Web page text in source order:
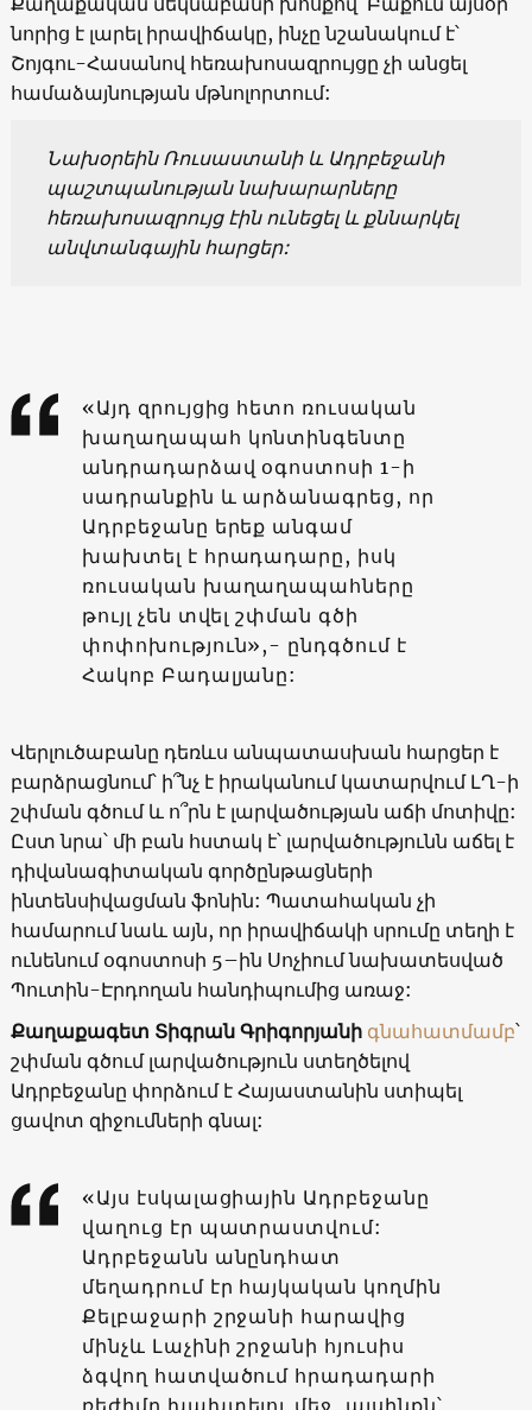
նորից է լարել իրավիճակը, ինչը նշանակում է՝
Շոյգու-Հասանով հեռախոսազրույցը չի անցել
համաձայնության մթնոլորտում:
Նախօրեին Ռուսաստանի և Ադրբեջանի
պաշտպանության նախարարները
հեռախոսազրույց էին ունեցել և քննարկել
անվտանգային հարցեր:
«Այդ զրույցից հետո ռուսական
խաղաղապահ կոնտինգենտը
անդրադարձավ օգոստոսի 1-ի
սադրանքին և արձանագրեց, որ
Ադրբեջանը երեք անգամ
խախտել է հրադադարը, իսկ
ռուսական խաղաղապահները
թույլ չեն տվել շփման գծի
փոփոխություն»,- ընդգծում է
Հակոբ Բադալյանը:
Վերլուծաբանը դեռևս անպատասխան հարցեր է
բարձրացնում՝ ի՞նչ է իրականում կատարվում ԼՂ-ի
շփման գծում և ո՞րն է լարվածության աճի մոտիվը:
Ըստ նրա՝ մի բան հստակ է՝ լարվածությունն աճել է
դիվանագիտական գործընթացների
ինտենսիվացման ֆոնին: Պատահական չի
համարում նաև այն, որ իրավիճակի սրումը տեղի է
ունենում օգոստոսի 5–ին Սոչիում նախատեսված
Պուտին-Էրդողան հանդիպումից առաջ:
Քաղաքագետ Տիգրան Գրիգորյանի գնահատմամբ՝
շփման գծում լարվածություն ստեղծելով
Ադրբեջանը փորձում է Հայաստանին ստիպել
ցավոտ զիջումների գնալ:
«Այս էսկալացիային Ադրբեջանը
վաղուց էր պատրաստվում:
Ադրբեջանն անընդհատ
մեղադրում էր հայկական կողմին
Քելբաջարի շրջանի հարավից
մինչև Լաչինի շրջանի հյուսիս
ձգվող հատվածում հրադադարի
ռեժիմը խախտելու մեջ, այսինքն՝